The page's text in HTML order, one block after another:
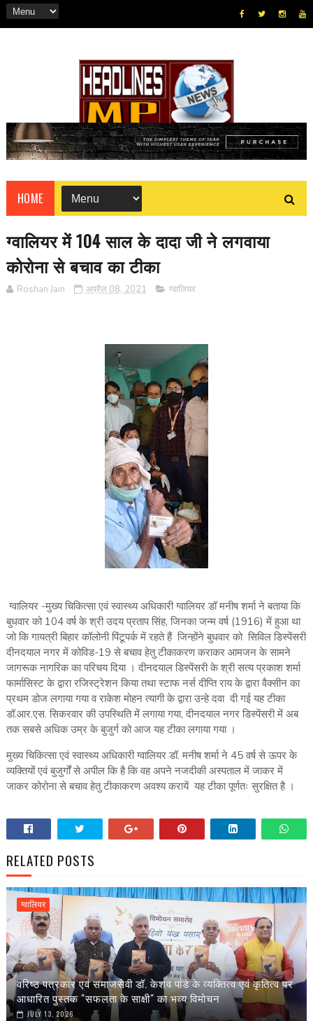
HOME
ग्वालियर में 104 साल के दादा जी ने लगवाया
कोरोना से बचाव का टीका
Roshan Jain अप्रैल 08, 2021 ग्वालियर
ग्वालियर -मुख्य चिकित्सा एवं स्वास्थ्य अधिकारी ग्वालियर डॉ मनीष शर्मा ने बताया कि
बुधवार को 104 वर्ष के श्री उदय प्रताप सिंह, जिनका जन्म वर्ष (1916) में हुआ था
जो कि गायत्री बिहार कॉलोनी पिंटूपर्क में रहते हैं जिन्होंने बुधवार को सिविल डिस्पेंसरी
दीनदयाल नगर में कोविड-19 से बचाव हेतु टीकाकरण कराकर आमजन के सामने
जागरूक नागरिक का परिचय दिया । दीनदयाल डिस्पेंसरी के श्री सत्य प्रकाश शर्मा
फार्मासिस्ट के द्वारा रजिस्ट्रेशन किया तथा स्टाफ नर्स दीप्ति राय के द्वारा वैक्सीन का
प्रथम डोज लगाया गया व राकेश मोहन त्यागी के द्वारा उन्हे दवा दी गई यह टीका
डॉ.आर.एस. सिकरवार की उपस्थिति में लगाया गया, दीनदयाल नगर डिस्पेंसरी में अब
तक सबसे अधिक उम्र के बुजुर्ग को आज यह टीका लगाया गया ।
मुख्य चिकित्सा एवं स्वास्थ्य अधिकारी ग्वालियर डॉ. मनीष शर्मा ने 45 वर्ष से ऊपर के
व्यक्तियों एवं बुजुर्गों से अपील कि है कि वह अपने नजदीकी अस्पताल में जाकर में
जाकर कोरोना से बचाव हेतु टीकाकरण अवश्य करायें यह टीका पूर्णतः सुरक्षित है ।
RELATED POSTS
ग्वालियर
वरिष्ठ पत्रकार एवं समाजसेवी डॉ. केशव पांडे के व्यक्तित्व एवं कृतित्व पर
आधारित पुस्तक "सफलता के साक्षी" का भव्य विमोचन
JULY 13, 2026